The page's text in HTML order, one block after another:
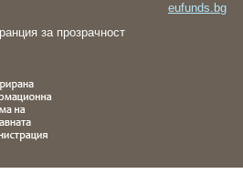
за прозрачност
eufunds.bg